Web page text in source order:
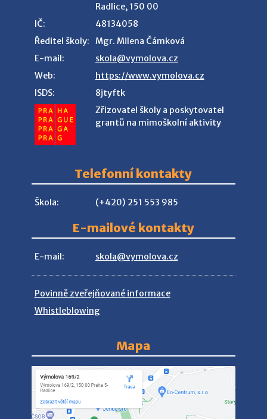
Radlice, 150 00
IČ:
48134058
Ředitel školy:
Mgr. Milena Čámková
E-mail:
skola@vymolova.cz
Web:
https://www.vymolova.cz
ISDS:
8jtyftk
Zřizovatel školy a poskytovatel
grantů na mimoškolní aktivity
Telefonní kontakty
Škola: (+420) 251 553 985
E-mailové kontakty
E-mail: skola@vymolova.cz
Povinně zveřejňované informace
Whistleblowing
Mapa